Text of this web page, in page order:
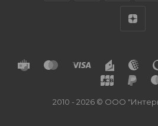
2010 - 2026 © ООО